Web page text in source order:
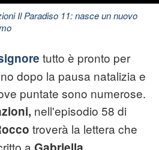
Il Paradiso 11: nasce un nuovo
tutto è pronto per
dopo la pausa natalizia e
puntate sono numerose.
nell'episodio 58 di
troverà la lettera che